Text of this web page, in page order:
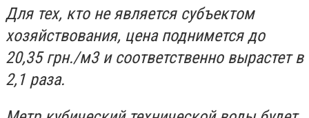
Для тех, кто не является субъектом
хозяйствования, цена поднимется до
20,35 грн./м3 и соответственно вырастет в
2,1 раза.